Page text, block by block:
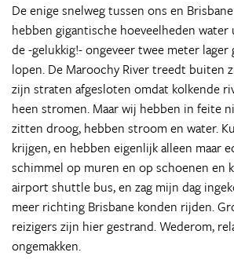
De enige snelweg tussen ons en
hebben gigantische hoeveelheden
de -gelukkig!- ongeveer twee meter lager
lopen. De Maroochy River treedt buiten
zijn straten afgesloten omdat kolkende
heen stromen. Maar wij hebben in feite
zitten droog, hebben stroom en water.
krijgen, en hebben eigenlijk alleen maar
schimmel op muren en op schoenen en
airport shuttle bus, en zag mijn dag
meer richting Brisbane konden rijden.
reizigers zijn hier gestrand. Wederom,
ongemakken.